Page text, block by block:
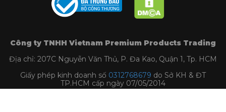
Công ty TNHH Vietnam Premium Products Trading
Địa chỉ: 207C Nguyễn Văn Thủ, P. Đa Kao, Quận 1, Tp. HCM
Giấy phép kinh doanh số 0312768679 do Sở KH & ĐT
TP.HCM cấp ngày 07/05/2014